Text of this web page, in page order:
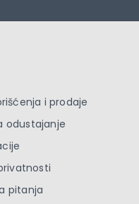
i prodaje
odustajanje
pitanja